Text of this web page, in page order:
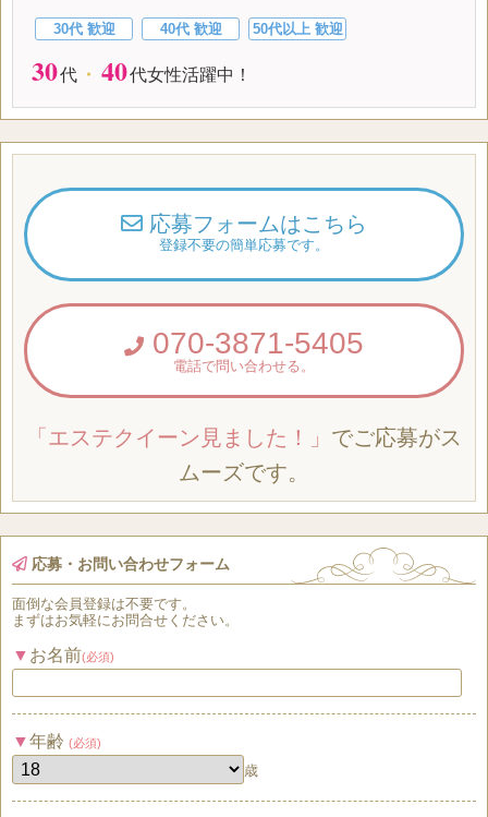
30代 歓迎 40代 歓迎 50代以上 歓迎
30代 ・ 40代女性活躍中！
応募フォームはこちら
登録不要の簡単応募です。
070-3871-5405
電話で問い合わせる。
「エステクイーン見ました！」 でご応募がス
ムーズです。
応募・お問い合わせフォーム
面倒な会員登録は不要です。
まずはお気軽にお問合せください。
お名前(必須)
年齢 (必須)
歳